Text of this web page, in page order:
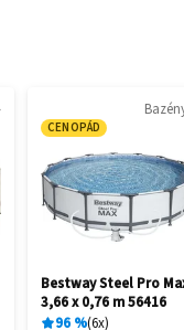
CENOPÁD
Bestway Steel Pro
3,66 x 0,76 m 56416
96 % 6x